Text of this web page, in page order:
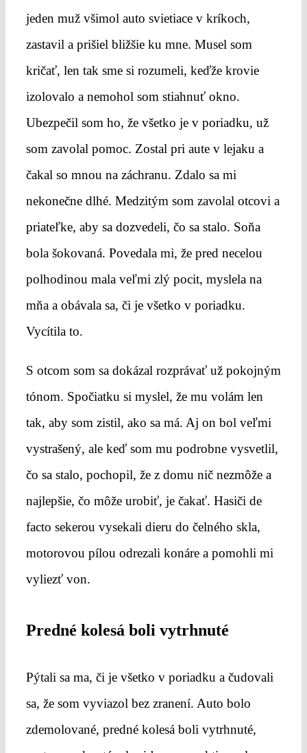
jeden muž všimol auto svietiace v kríkoch,
zastavil a prišiel bližšie ku mne. Musel som
kričať, len tak sme si rozumeli, keďže krovie
izolovalo a nemohol som stiahnuť okno.
Ubezpečil som ho, že všetko je v poriadku, už
som zavolal pomoc. Zostal pri aute v lejaku a
čakal so mnou na záchranu. Zdalo sa mi
nekonečne dlhé. Medzitým som zavolal otcovi a
priateľke, aby sa dozvedeli, čo sa stalo. Soňa
bola šokovaná. Povedala mi, že pred necelou
polhodinou mala veľmi zlý pocit, myslela na
mňa a obávala sa, či je všetko v poriadku.
Vycítila to.
S otcom som sa dokázal rozprávať už pokojným
tónom. Spočiatku si myslel, že mu volám len
tak, aby som zistil, ako sa má. Aj on bol veľmi
vystrašený, ale keď som mu podrobne vysvetlil,
čo sa stalo, pochopil, že z domu nič nezmôže a
najlepšie, čo môže urobiť, je čakať. Hasiči de
facto sekerou vysekali dieru do čelného skla,
motorovou pílou odrezali konáre a pomohli mi
vyliezť von.
Predné kolesá boli vytrhnuté
Pýtali sa ma, či je všetko v poriadku a čudovali
sa, že som vyviazol bez zranení. Auto bolo
zdemolované, predné kolesá boli vytrhnuté,